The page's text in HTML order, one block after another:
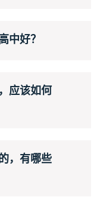
中好？
应该如何
，有哪些